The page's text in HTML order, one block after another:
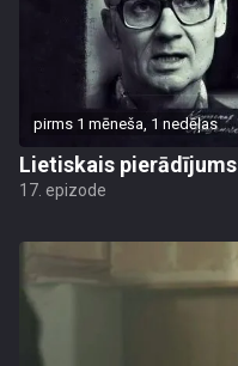
pirms 1 mēneša, 1 nedēļas
Lietiskais pierādījums
17. epizode